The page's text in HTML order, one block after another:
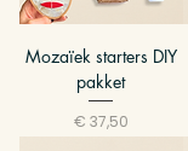
Mozaïek starters DIY
pakket
Prijs
€ 37,50